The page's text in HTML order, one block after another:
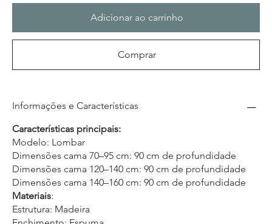
Adicionar ao carrinho
Comprar
Informações e Características
Características principais:
Modelo: Lombar
Dimensões cama 70–95 cm: 90 cm de profundidade
Dimensões cama 120–140 cm: 90 cm de profundidade
Dimensões cama 140–160 cm: 90 cm de profundidade
Materiais:
Estrutura: Madeira